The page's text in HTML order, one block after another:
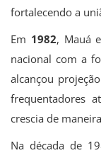
fortalecendo a
Em 1982, Mauá
nacional com a
alcançou
frequentadores
crescia de
Na década de